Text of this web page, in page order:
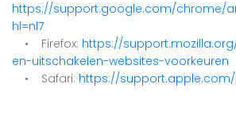
https://support.google.com/chrome/
hl=nl7
• Firefox: https://
en-uitschakelen-websites-voorkeuren
• Safari: https://support.apple.com/